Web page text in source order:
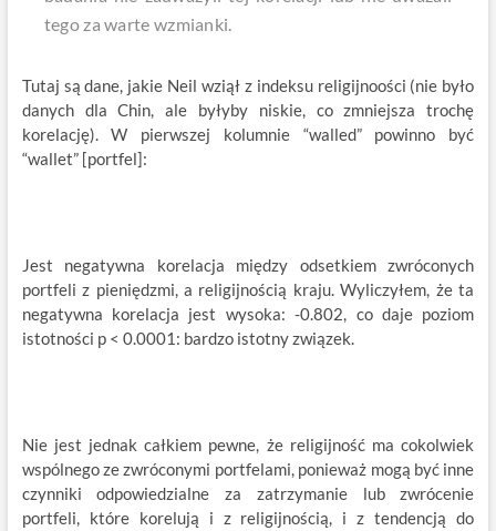
tego za warte wzmianki.
Tutaj są dane, jakie Neil wziął z indeksu religijnoości (nie było
danych dla Chin, ale byłyby niskie, co zmniejsza trochę
korelację). W pierwszej kolumnie “walled” powinno być
“wallet” [portfel]:
Jest negatywna korelacja między odsetkiem zwróconych
portfeli z pieniędzmi, a religijnością kraju. Wyliczyłem, że ta
negatywna korelacja jest wysoka: -0.802, co daje poziom
istotności p < 0.0001: bardzo istotny związek.
Nie jest jednak całkiem pewne, że religijność ma cokolwiek
wspólnego ze zwróconymi portfelami, ponieważ mogą być inne
czynniki odpowiedzialne za zatrzymanie lub zwrócenie
portfeli, które korelują i z religijnością, i z tendencją do